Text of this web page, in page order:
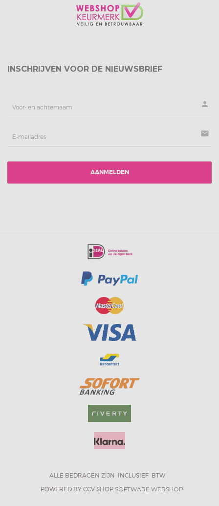
INSCHRIJVEN VOOR DE NIEUWSBRIEF
person
mail
AANMELDEN
ALLE BEDRAGEN ZIJN INCLUSIEF BTW
POWERED BY CCV SHOP SOFTWARE WEBSHOP